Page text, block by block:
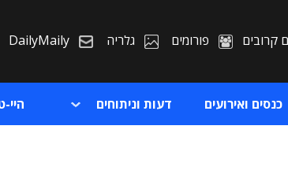
קרובים פורומים גלריה DailyMaily
כנסים ואירועים דעות וניתוחים היי-